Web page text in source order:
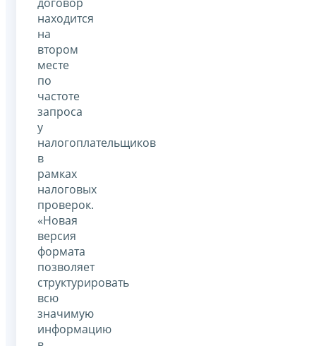
находится
на
втором
месте
по
частоте
запроса
у
налогоплательщиков
в
рамках
налоговых
проверок.
«Новая
версия
формата
позволяет
структурировать
всю
значимую
информацию